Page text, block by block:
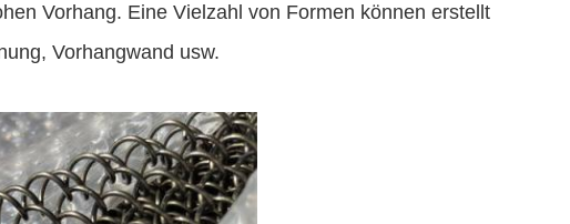
Vorhang. Eine Vielzahl von Formen können erstellt
Vorhangwand usw.